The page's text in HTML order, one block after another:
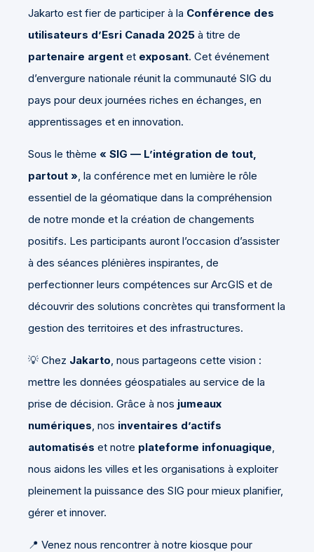
Jakarto est fier de participer à la Conférence des
utilisateurs d’Esri Canada 2025 à titre de
partenaire argent et exposant. Cet événement
d’envergure nationale réunit la communauté SIG du
pays pour deux journées riches en échanges, en
apprentissages et en innovation.
Sous le thème « SIG — L’intégration de tout,
partout » , la conférence met en lumière le rôle
essentiel de la géomatique dans la compréhension
de notre monde et la création de changements
positifs. Les participants auront l’occasion d’assister
à des séances plénières inspirantes, de
perfectionner leurs compétences sur ArcGIS et de
découvrir des solutions concrètes qui transforment la
gestion des territoires et des infrastructures.
💡 Chez Jakarto , nous partageons cette vision :
mettre les données géospatiales au service de la
prise de décision. Grâce à nos jumeaux
numériques , nos inventaires d’actifs
automatisés et notre plateforme infonuagique
nous aidons les villes et les organisations à exploiter
pleinement la puissance des SIG pour mieux planifier,
gérer et innover.
📍 Venez nous rencontrer à notre kiosque pour